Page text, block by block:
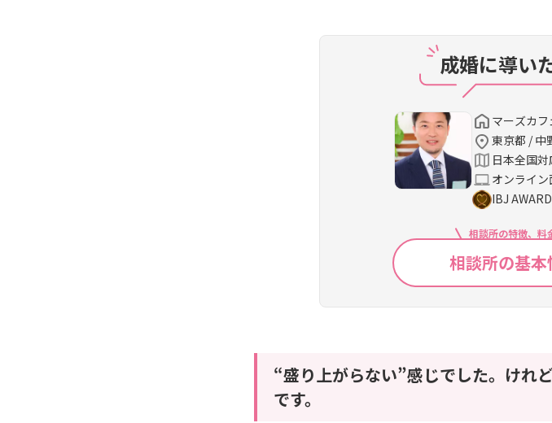
成婚に導い
マーズカフ
東京都 / 中
日本全国対
オンライ
IBJ
相談所の特徴、料
相談所の基
“盛り上がらない”感じでした。けれ
です。